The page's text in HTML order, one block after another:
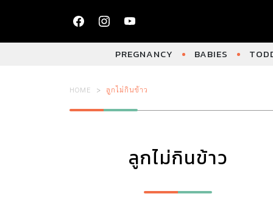
PREGNANCY BABIES
HOME ลูกไม่กินข้าว
ลูกไม่กินข้าว